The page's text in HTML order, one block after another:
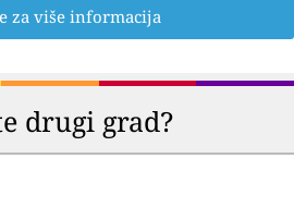
za više informacija
drugi grad?